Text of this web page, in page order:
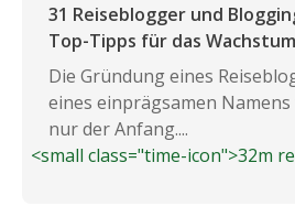
31 Reiseblogger und
Top-Tipps für das
Die Gründung eines
eines einprägsamen
nur der Anfang....
<small class="time-icon">32m